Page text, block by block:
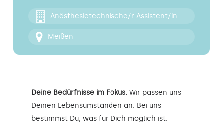
Kontakt
Anästhesietechnische/r Assistent/in
Meißen
Deine Bedürfnisse im Fokus. Wir passen uns
Deinen Lebensumständen an. Bei uns
bestimmst Du, was für Dich möglich ist.